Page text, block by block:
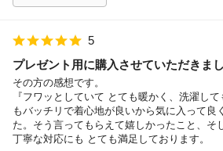
5
プレゼント用に購入させていただきまし
その方の感想です。
『フワッとしていて とても暖かく、洗濯し
もバッチリで着心地が良いから気に入って良
た。そう言ってもらえて嬉しかったこと、そ
丁寧な対応にも とても満足しております。